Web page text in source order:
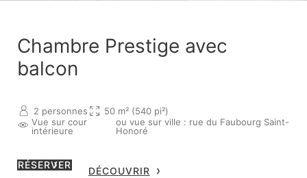
Chambre Prestige avec
balcon
2 personnes
50 m² (540 pi²)
Vue sur cour
intérieure
ou vue sur ville : rue du Faubourg Saint-
Honoré
RÉSERVER
DÉCOUVRIR